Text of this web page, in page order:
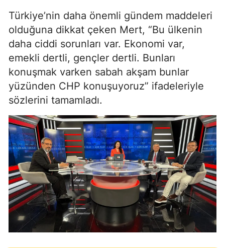
Türkiye’nin daha önemli gündem maddeleri
olduğuna dikkat çeken Mert, “Bu ülkenin
daha ciddi sorunları var. Ekonomi var,
emekli dertli, gençler dertli. Bunları
konuşmak varken sabah akşam bunlar
yüzünden CHP konuşuyoruz” ifadeleriyle
sözlerini tamamladı.